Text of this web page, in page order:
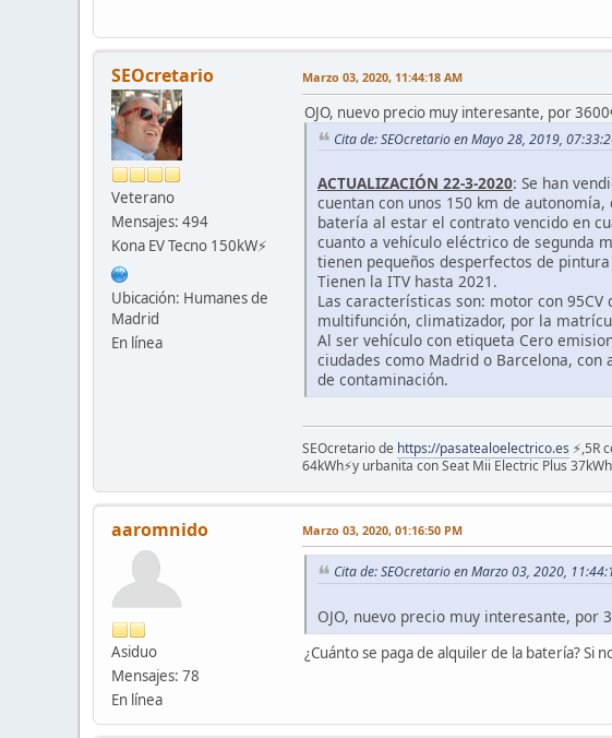
SEOcretario
Veterano
Mensajes: 494
Kona EV Tecno 150kW⚡️
Ubicación: Humanes de
Madrid
En línea
Marzo 03, 2020, 11:44:18 AM
OJO, nuevo precio muy interesante, por
Cita de: SEOcretario en Mayo 28, 2019,
ACTUALIZACIÓN 22-3-2020: Se han
cuentan con unos 150 km de
batería al estar el contrato vencido en
cuanto a vehículo eléctrico de segunda
tienen pequeños desperfectos de
Tienen la ITV hasta 2021.
Las características son: motor con
multifunción, climatizador, por la
Al ser vehículo con etiqueta Cero
ciudades como Madrid o Barcelona,
de contaminación.
SEOcretario de https://pasatealoelectrico.es ⚡️,5R
64kWh⚡️y urbanita con Seat Mii Electric Plus
aaromnido
Asiduo
Mensajes: 78
En línea
Marzo 03, 2020, 01:16:50 PM
Cita de: SEOcretario en Marzo 03, 2020,
OJO, nuevo precio muy interesante, por
¿Cuánto se paga de alquiler de la batería? Si